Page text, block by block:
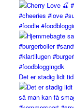
Det er stadig lidt